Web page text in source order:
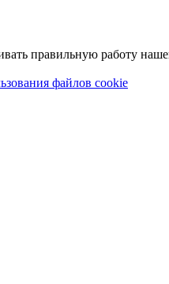
правильную работу
файлов cookie